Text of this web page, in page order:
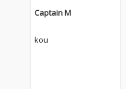
Captain M
kou